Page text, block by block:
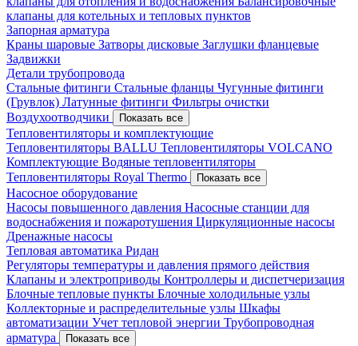
клапаны для котельных и тепловых пунктов
Запорная арматура
Краны шаровые Затворы дисковые Заглушки фланцевые
Задвижки
Детали трубопровода
Стальные фитинги Стальные фланцы Чугунные фитинги
(Грувлок) Латунные фитинги Фильтры очистки
Воздухоотводчики
Показать все
Тепловентиляторы и комплектующие
Тепловентиляторы BALLU Тепловентиляторы VOLCANO
Комплектующие Водяные тепловентиляторы
Тепловентиляторы Royal Thermo
Показать все
Насосное оборудование
Насосы повышенного давления Насосные станции для
водоснабжения и пожаротушения Циркуляционные насосы
Дренажные насосы
Тепловая автоматика Ридан
Регуляторы температуры и давления прямого действия
Клапаны и электроприводы Контроллеры и диспетчеризация
Блочные тепловые пункты Блочные холодильные узлы
Коллекторные и распределительные узлы Шкафы
автоматизации Учет тепловой энергии Трубопроводная
арматура
Показать все